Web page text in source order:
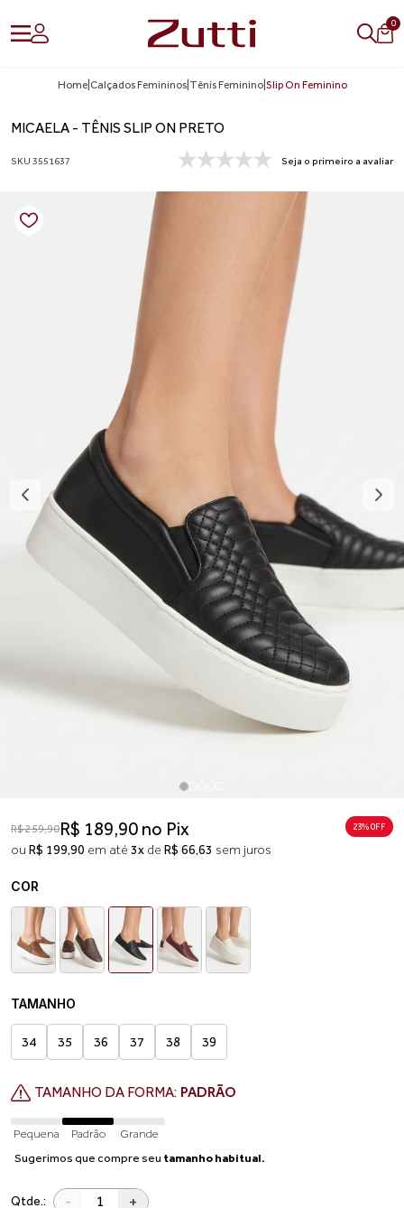
0
Home| Calçados Femininos| Tênis Feminino| Slip On Feminino
MICAELA - TÊNIS SLIP ON PRETO
SKU 3551637 Seja o primeiro a avaliar
R$ 259,90R$ 189,90 no Pix
ou R$ 199,90 em até 3x de R$ 66,63 sem juros
23% 0FF
COR
TAMANHO
34 35 36 37 38 39
TAMANHO DA FORMA: PADRÃO
Pequena Padrão
Grande
Sugerimos que compre seu tamanho habitual.
Qtde.: - +